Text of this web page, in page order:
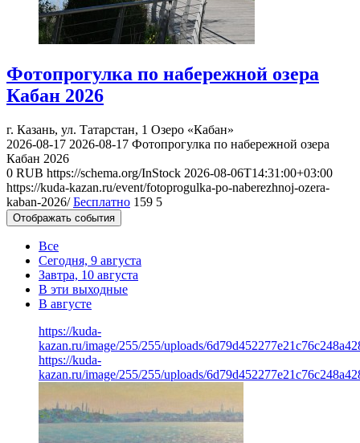
Фотопрогулка по набережной озера
Кабан 2026
г. Казань, ул. Татарстан, 1 Озеро «Кабан»
2026-08-17 2026-08-17 Фотопрогулка по набережной озера
Кабан 2026
0 RUB https://schema.org/InStock 2026-08-06T14:31:00+03:00
https://kuda-kazan.ru/event/fotoprogulka-po-naberezhnoj-ozera-
kaban-2026/ Бесплатно 159 5
Отображать события
Все
Сегодня, 9 августа
Завтра, 10 августа
В эти выходные
В августе
https://kuda-
kazan.ru/image/255/255/uploads/
https://kuda-
kazan.ru/image/255/255/uploads/